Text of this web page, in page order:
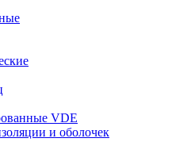
VDE
и оболочек